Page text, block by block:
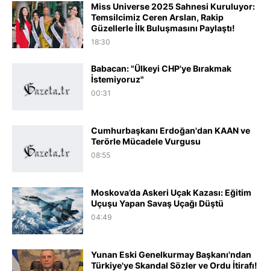
Miss Universe 2025 Sahnesi Kuruluyor:
Temsilcimiz Ceren Arslan, Rakip
Güzellerle İlk Buluşmasını Paylaştı!
18:30
Babacan: "Ülkeyi CHP'ye Bırakmak
İstemiyoruz"
00:31
Cumhurbaşkanı Erdoğan'dan KAAN ve
Terörle Mücadele Vurgusu
08:55
Moskova’da Askeri Uçak Kazası: Eğitim
Uçuşu Yapan Savaş Uçağı Düştü
04:49
Yunan Eski Genelkurmay Başkanı'ndan
Türkiye'ye Skandal Sözler ve Ordu İtirafı!